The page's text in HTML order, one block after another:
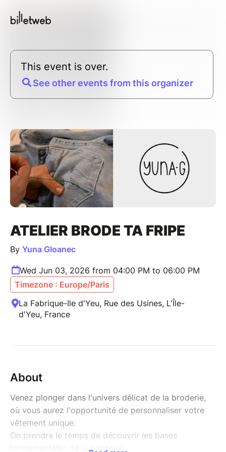
This event is over.
See other events from this organizer
ATELIER BRODE TA FRIPE
By Yuna Gloanec
Wed Jun 03, 2026 from 04:00 PM to 06:00 PM
Timezone : Europe/Paris
La Fabrique-Ile d'Yeu, Rue des Usines, L'Île-
d'Yeu, France
About
Venez plonger dans l'univers délicat de la broderie,
où vous aurez l'opportunité de personnaliser votre
vêtement unique.
On prendra le temps de découvrir les bases
fondamentales de la broderie.